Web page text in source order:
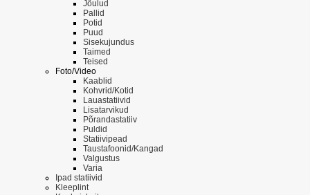
Jõulud
Pallid
Potid
Puud
Sisekujundus
Taimed
Teised
Foto/Video
Kaablid
Kohvrid/Kotid
Lauastatiivid
Lisatarvikud
Põrandastatiiv
Puldid
Statiivipead
Taustafoonid/Kangad
Valgustus
Varia
Ipad statiivid
Kleeplint